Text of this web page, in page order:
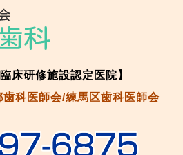
床研修施設認定医院】
歯科医師会/練馬区歯科医師会